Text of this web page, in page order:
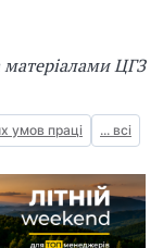
матеріалами ЦГЗ
умов праці ... всі